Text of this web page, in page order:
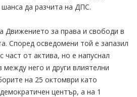
да разчита на ДПС.
Движението за права и свободи в
Според осведомени той е запазил
от актива, но е напуснал
между него и други влиятелни
на 25 октомври като
център, а на 1